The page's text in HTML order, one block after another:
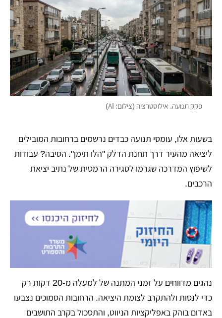
פקק תנועה. אילוסטרציה (צילום: AI)
בשעות אלו, עומסי תנועה כבדים נרשמים ברחובות המובילים
ליציאה מהעיר דרך תחנת הדלק "הלו תימן". הסיבה? עבודות
לשיפוץ המדרכה שגרמו לסגירה הרמטית של נתיב יציאת
הרכבים.
נהגים מדווחים על זמני המתנה של למעלה מ-20 דקות
רק
כדי לנסות ולהתקרב לצומת היציאה. הרחובות הסמוכים נצבעו
באדום בוהק באפליקציות הניווט, והתסכול בקרב התושבים